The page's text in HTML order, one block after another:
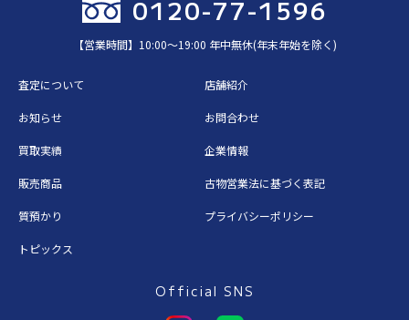
0120-77-1596
【営業時間】10:00〜19:00 年中無休(年末年始を除く)
査定について 店舗紹介
お知らせ お問合わせ
買取実績 企業情報
販売商品 古物営業法に基づく表記
質預かり プライバシーポリシー
トピックス
Official SNS